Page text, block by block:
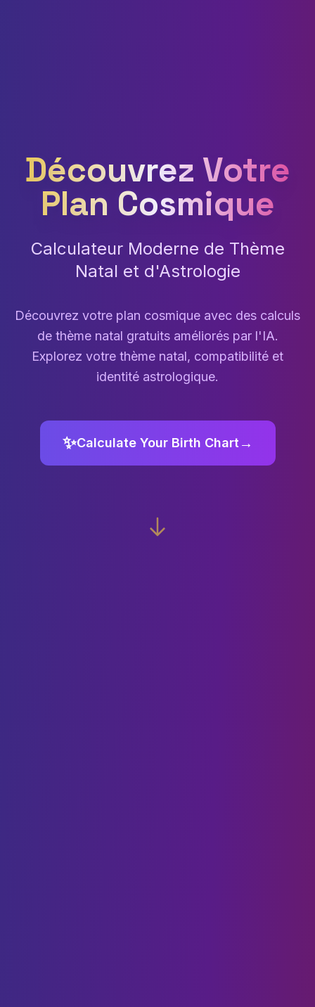
☉
☽
♀
♂
♃
♄
☿
↑
Découvrez Votre
Plan Cosmique
Calculateur Moderne de Thème
Natal et d'Astrologie
Découvrez votre plan cosmique avec des calculs
de thème natal gratuits améliorés par l'IA.
Explorez votre thème natal, compatibilité et
identité astrologique.
✨Calculate Your Birth Chart→